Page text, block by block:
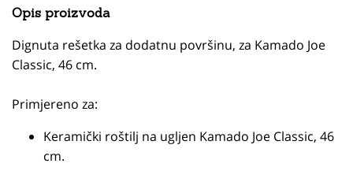
Opis proizvoda
Dignuta rešetka za dodatnu površinu, za Kamado Joe
Classic, 46 cm.
Primjereno za:
Keramički roštilj na ugljen Kamado Joe Classic, 46
cm.